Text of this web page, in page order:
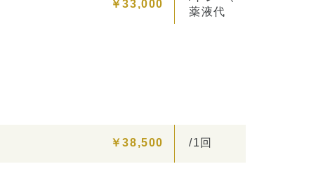
￥33,000
薬液代
￥38,500 /1回